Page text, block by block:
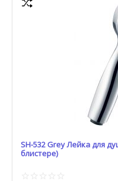
SH-532 Grey Лейка для душа
блистере)